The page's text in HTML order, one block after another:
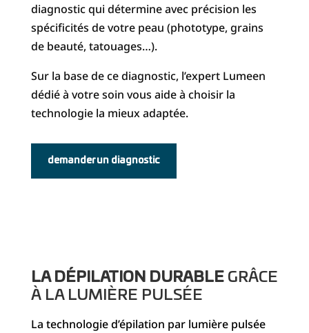
diagnostic qui détermine avec précision les
spécificités de votre peau (phototype, grains
de beauté, tatouages…).
Sur la base de ce diagnostic, l’expert Lumeen
dédié à votre soin vous aide à choisir la
technologie la mieux adaptée.
demander un diagnostic
LA DÉPILATION DURABLEGRÂCE
À LA LUMIÈRE PULSÉE
La technologie d’épilation par lumière pulsée